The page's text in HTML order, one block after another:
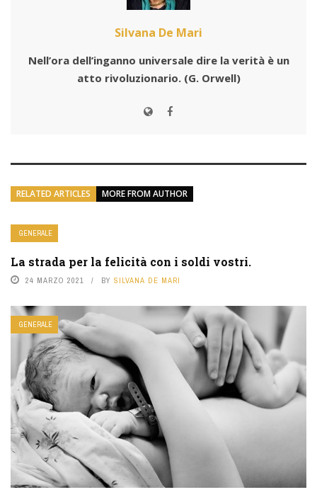
Silvana De Mari
Nell’ora dell’inganno universale dire la verità è un
atto rivoluzionario. (G. Orwell)
RELATED ARTICLES MORE FROM AUTHOR
GENERALE
La strada per la felicità con i soldi vostri.
24 MARZO 2021 BY SILVANA DE MARI
GENERALE